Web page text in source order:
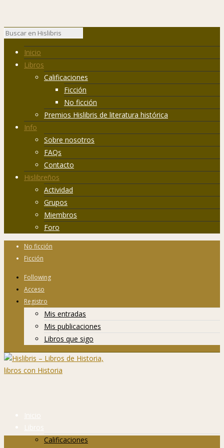
Inicio
Libros
Calificaciones
Ficción
No ficción
Premios Hislibris de literatura histórica
Info
Sobre nosotros
FAQs
Contacto
Hislibreños
Actividad
Grupos
Miembros
Foro
No ficción
Ficción
Following
Acceso
Registro
Mis entradas
Mis publicaciones
Libros que sigo
Inicio
Libros
Calificaciones